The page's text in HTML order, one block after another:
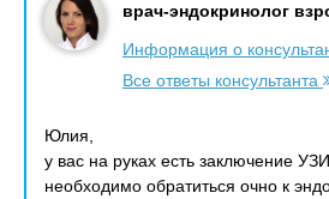
врач-эндокринолог
Информация о
Все ответы консультанта
Юлия,
у вас на руках есть заключение
необходимо обратиться очно к